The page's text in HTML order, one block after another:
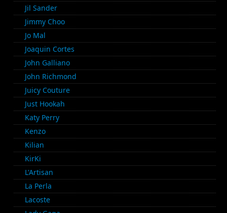
Jil Sander
Jimmy Choo
Jo Mal
Joaquin Cortes
John Galliano
John Richmond
Juicy Couture
Just Hookah
Katy Perry
Kenzo
Kilian
KirKi
L'Artisan
La Perla
Lacoste